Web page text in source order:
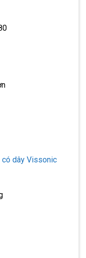
dây Vissonic